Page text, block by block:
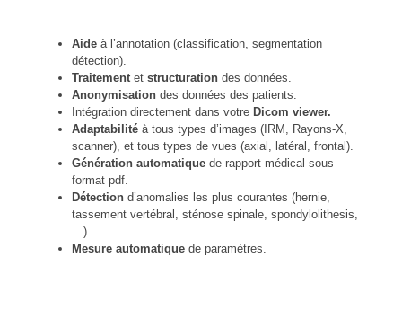
Aide à l’annotation (classification, segmentation
détection).
Traitement et structuration des données.
Anonymisation des données des patients.
Intégration directement dans votre Dicom viewer.
Adaptabilité à tous types d’images (IRM, Rayons-X,
scanner), et tous types de vues (axial, latéral, frontal).
Génération automatique de rapport médical sous
format pdf.
Détection d’anomalies les plus courantes (hernie,
tassement vertébral, sténose spinale, spondylolithesis,
…)
Mesure automatique de paramètres.